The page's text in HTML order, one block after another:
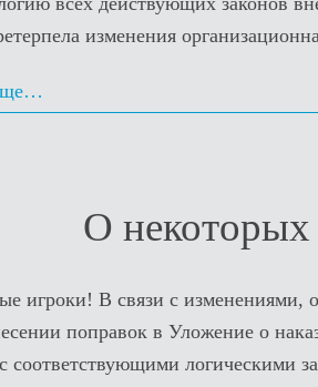
изменения
О
игроки! В связи с
поправок в Уложение о
соответствующими логическими